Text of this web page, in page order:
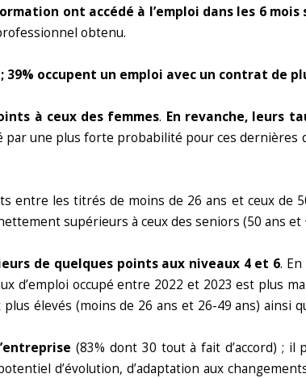
ont accédé à l’emploi dans les 6
obtenu.
occupent un emploi avec un contrat de
à ceux des femmes. En revanche, leurs
une plus forte probabilité pour ces dernières
entre les titrés de moins de 26 ans et ceux de
supérieurs à ceux des seniors (50 ans et
de quelques points aux niveaux 4 et 6.
d’emploi occupé entre 2022 et 2023 est plus
élevés (moins de 26 ans et 26-49 ans) ainsi
(83% dont 30 tout à fait d’accord) ;
d’évolution, d’adaptation aux